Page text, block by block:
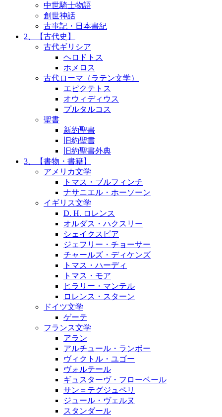
中世騎士物語
創世神話
古事記・日本書紀
2、【古代史】
古代ギリシア
ヘロドトス
ホメロス
古代ローマ（ラテン文学）
エピクテトス
オウィディウス
プルタルコス
聖書
新約聖書
旧約聖書
旧約聖書外典
3、【書物・書籍】
アメリカ文学
トマス・ブルフィンチ
ナサニエル・ホーソーン
イギリス文学
D. H. ロレンス
オルダス・ハクスリー
シェイクスピア
ジェフリー・チョーサー
チャールズ・ディケンズ
トマス・ハーディ
トマス・モア
ヒラリー・マンテル
ロレンス・スターン
ドイツ文学
ゲーテ
フランス文学
アラン
アルチュール・ランボー
ヴィクトル・ユゴー
ヴォルテール
ギュスターヴ・フローベール
サン＝テグジュペリ
ジュール・ヴェルヌ
スタンダール